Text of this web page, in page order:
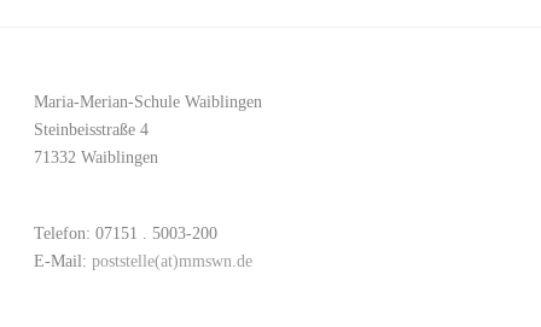
Maria-Merian-Schule Waiblingen
Steinbeisstraße 4
71332 Waiblingen
Telefon: 07151 . 5003-200
E-Mail:poststelle(at)mmswn.de